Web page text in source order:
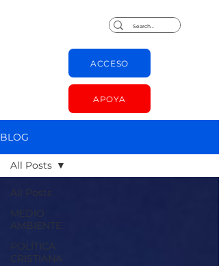
ACCESO
APOYA
BLOG
All Posts
MEDIO
AMBIENTE
POLÍTICA
CRISTIANA
All Posts